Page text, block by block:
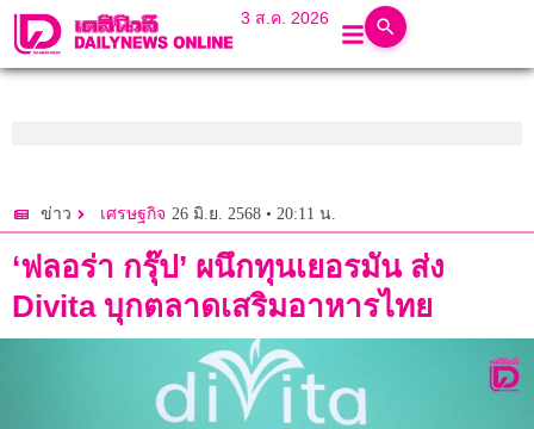
3 ส.ค. 2026
ข่าว เศรษฐกิจ 26 มิ.ย. 2568 • 20:11 น.
‘ฟลอร่า กรุ๊ป’ ผนึกทุนเยอรมัน ส่ง
Divita บุกตลาดเสริมอาหารไทย